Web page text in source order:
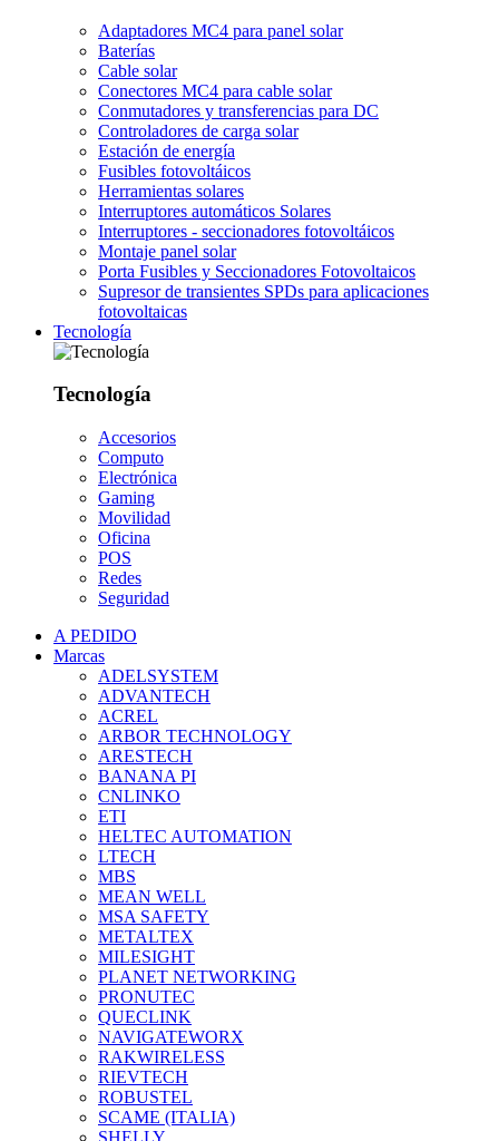
Adaptadores MC4 para panel solar
Baterías
Cable solar
Conectores MC4 para cable solar
Conmutadores y transferencias para DC
Controladores de carga solar
Estación de energía
Fusibles fotovoltáicos
Herramientas solares
Interruptores automáticos Solares
Interruptores - seccionadores fotovoltáicos
Montaje panel solar
Porta Fusibles y Seccionadores Fotovoltaicos
Supresor de transientes SPDs para aplicaciones
fotovoltaicas
Tecnología
Tecnología
Accesorios
Computo
Electrónica
Gaming
Movilidad
Oficina
POS
Redes
Seguridad
A PEDIDO
Marcas
ADELSYSTEM
ADVANTECH
ACREL
ARBOR TECHNOLOGY
ARESTECH
BANANA PI
CNLINKO
ETI
HELTEC AUTOMATION
LTECH
MBS
MEAN WELL
MSA SAFETY
METALTEX
MILESIGHT
PLANET NETWORKING
PRONUTEC
QUECLINK
NAVIGATEWORX
RAKWIRELESS
RIEVTECH
ROBUSTEL
SCAME (ITALIA)
SHELLY